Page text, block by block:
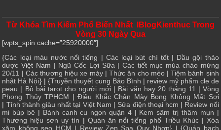
Từ Khóa Tìm Kiếm Phổ Biến Nhất IBlogKienthuc Trong
Vòng 30 Ngày Qua
[wpts_spin cache=”25920000″]
{Các loại màu nước nổi tiếng | Các loại bút chì tốt| Dầu gội thảo
dược Việt Nam | Ngũ Cốc Lợi Sữa | Các tiết mục múa chào mừng
20/11 | Các thương hiệu xe máy|Thức ăn cho mèo|Tiệm bánh sinh
nhật Hà Nội} | {Truyền thuyết cung Bảo Bình | review mỹ phẩm cle de
peau | Bộ bài tarot cho người mới| Bài văn hay 20 tháng 11 | Vòng
Phong Thủy TPHCM |Điêu Khắc Chân Mày Bong Không Mất Sợi
| Tỉnh thành giàu nhất tại Việt Nam | Sửa điện thoại hcm | Review nối
mi búp bê | Bánh canh cu ngon quận 4| Kem sâm trị thâm mụn |
Thương hiệu sơn uy tín | Quán ăn nổi tiếng phố Triều Khúc| Xóa
xăm không sẹo HCM | Review Zen Spa Quy Nhơn} | {Quán bạch